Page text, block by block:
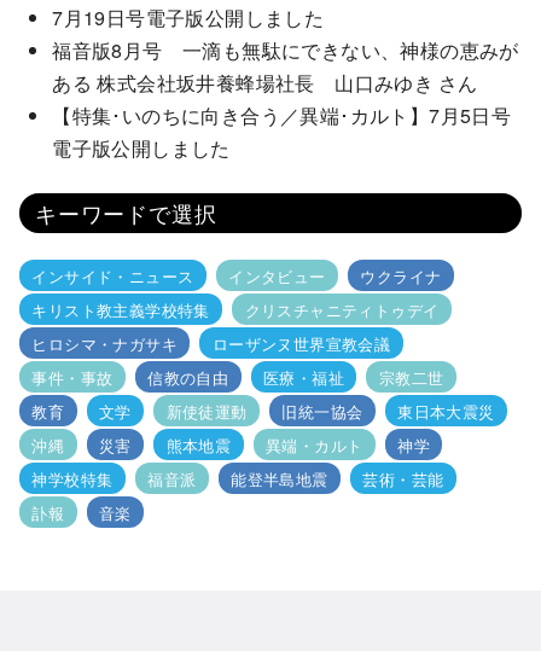
7月19日号電子版公開しました
福音版8月号 一滴も無駄にできない、神様の恵みが
ある 株式会社坂井養蜂場社長 山口みゆき さん
【特集･いのちに向き合う／異端･カルト】7月5日号
電子版公開しました
キーワードで選択
インサイド・ニュース インタビュー
ウクライナ
キリスト教主義学校特集
クリスチャニティトゥデイ
ヒロシマ・ナガサキ
ローザンヌ世界宣教会議
事件・事故
信教の自由 医療・福祉
宗教二世
教育
文学 新使徒運動 旧統一協会
東日本大震災
沖縄
災害 熊本地震 異端・カルト
神学
神学校特集
福音派 能登半島地震
芸術・芸能
訃報
音楽